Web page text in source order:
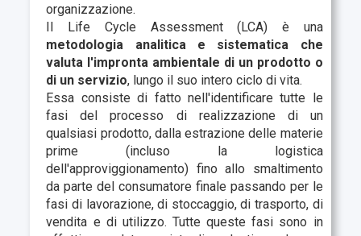
organizzazione.
Il Life Cycle Assessment(LCA) è una
metodologia analitica e sistematica che
valuta l'impronta ambientale di un prodotto o
di un servizio, lungo il suo intero ciclo di vita.
Essa consiste di fatto nell'identificare tutte le
fasi del processo di realizzazione di un
qualsiasi prodotto, dalla estrazione delle materie
prime (incluso la logistica
dell'approviggionamento) fino allo smaltimento
da parte del consumatore finale passando per le
fasi di lavorazione, di stoccaggio, di trasporto, di
vendita e di utilizzo. Tutte queste fasi sono in